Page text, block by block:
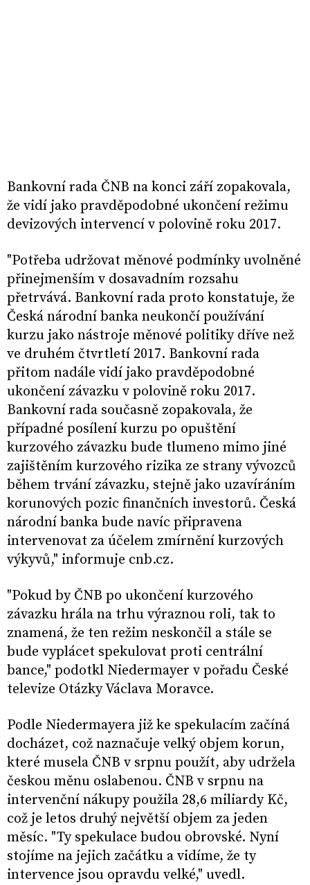
Bankovní rada ČNB na konci září zopakovala,
že vidí jako pravděpodobné ukončení režimu
devizových intervencí v polovině roku 2017.
"Potřeba udržovat měnové podmínky uvolněné
přinejmenším v dosavadním rozsahu
přetrvává. Bankovní rada proto konstatuje, že
Česká národní banka neukončí používání
kurzu jako nástroje měnové politiky dříve než
ve druhém čtvrtletí 2017. Bankovní rada
přitom nadále vidí jako pravděpodobné
ukončení závazku v polovině roku 2017.
Bankovní rada současně zopakovala, že
případné posílení kurzu po opuštění
kurzového závazku bude tlumeno mimo jiné
zajištěním kurzového rizika ze strany vývozců
během trvání závazku, stejně jako uzavíráním
korunových pozic finančních investorů. Česká
národní banka bude navíc připravena
intervenovat za účelem zmírnění kurzových
výkyvů," informuje cnb.cz.
"Pokud by ČNB po ukončení kurzového
závazku hrála na trhu výraznou roli, tak to
znamená, že ten režim neskončil a stále se
bude vyplácet spekulovat proti centrální
bance," podotkl Niedermayer v pořadu České
televize Otázky Václava Moravce.
Podle Niedermayera již ke spekulacím začíná
docházet, což naznačuje velký objem korun,
které musela ČNB v srpnu použít, aby udržela
českou měnu oslabenou. ČNB v srpnu na
intervenční nákupy použila 28,6 miliardy Kč,
což je letos druhý největší objem za jeden
měsíc. "Ty spekulace budou obrovské. Nyní
stojíme na jejich začátku a vidíme, že ty
intervence jsou opravdu velké," uvedl.